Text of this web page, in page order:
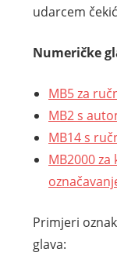
udarcem
Numeričke
MB5 za
MB2 s
MB14 s
MB2000
Primjeri
glava: